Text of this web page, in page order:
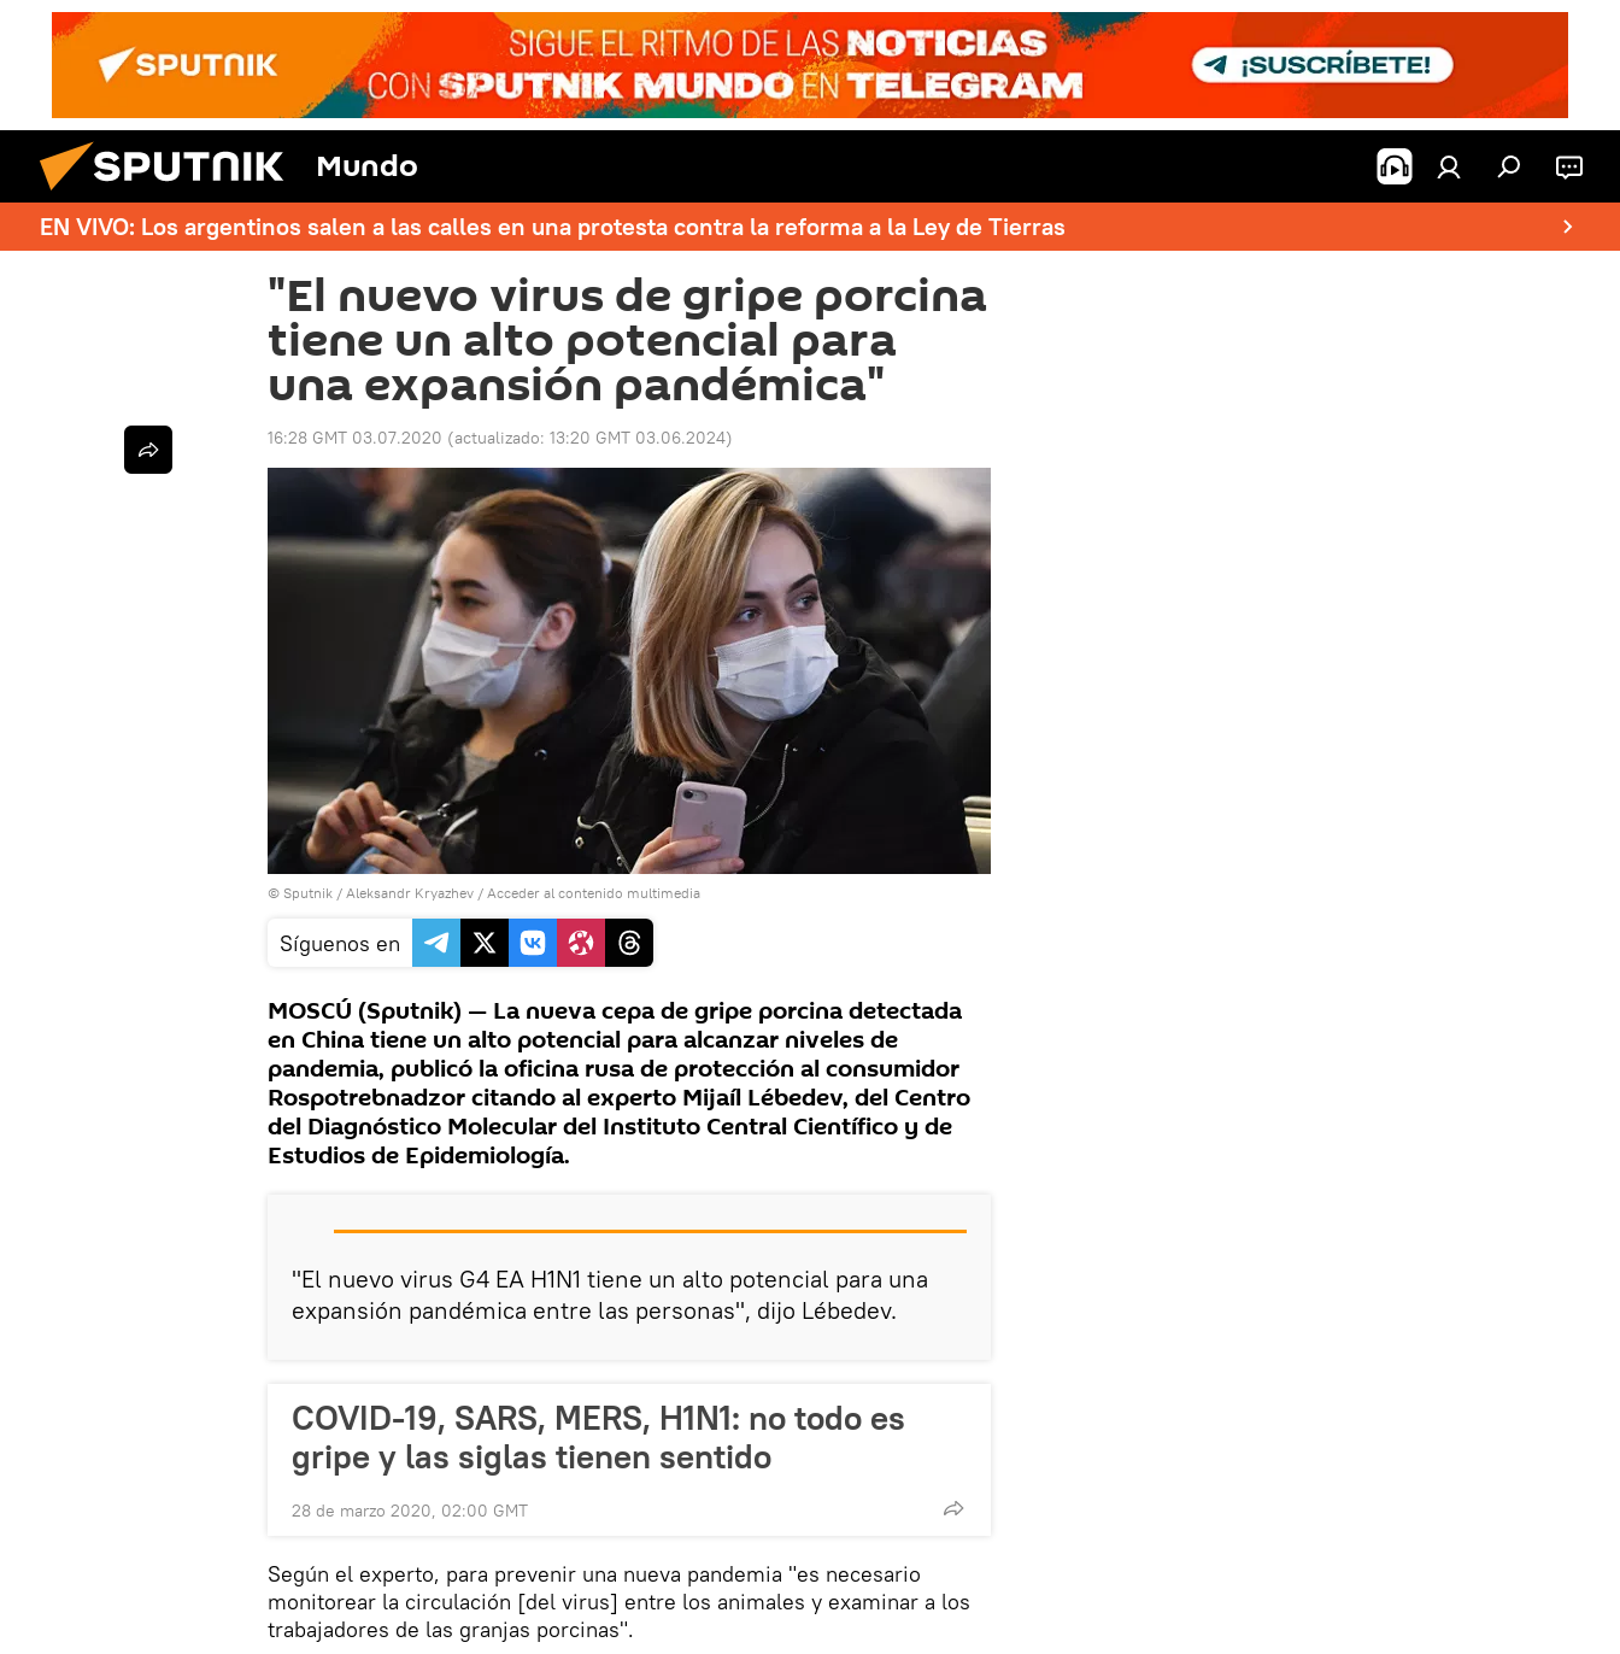
Mundo
EN VIVO: Los argentinos salen a las calles en una protesta contra la reforma a la Ley de Tierras
"El nuevo virus de gripe porcina
tiene un alto potencial para
una expansión pandémica"
16:28 GMT 03.07.2020 (actualizado: 13:20 GMT 03.06.2024)
© Sputnik / Aleksandr Kryazhev / Acceder al contenido multimedia
Síguenos en
MOSCÚ (Sputnik) — La nueva cepa de gripe porcina detectada
en China tiene un alto potencial para alcanzar niveles de
pandemia, publicó la oficina rusa de protección al consumidor
Rospotrebnadzor citando al experto Mijaíl Lébedev, del Centro
del Diagnóstico Molecular del Instituto Central Científico y de
Estudios de Epidemiología.
"El nuevo virus G4 EA H1N1 tiene un alto potencial para una
expansión pandémica entre las personas", dijo Lébedev.
COVID-19, SARS, MERS, H1N1: no todo es
gripe y las siglas tienen sentido
28 de marzo 2020, 02:00 GMT
Según el experto, para prevenir una nueva pandemia "es necesario
monitorear la circulación [del virus] entre los animales y examinar a los
trabajadores de las granjas porcinas".